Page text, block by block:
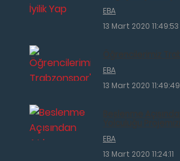
EBA
13 Mart 2020 11:49:53
EBA
13 Mart 2020 11:49:49
EBA
13 Mart 2020 11:24:11